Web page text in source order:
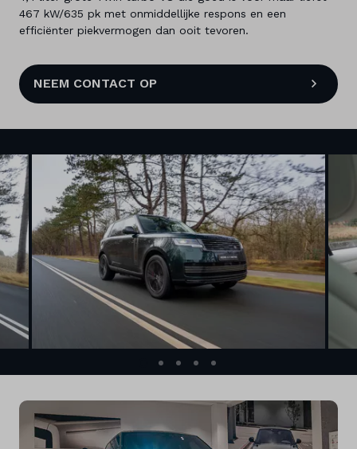
467 kW/635 pk met onmiddellijke respons en een
efficiënter piekvermogen dan ooit tevoren.
NEEM CONTACT OP